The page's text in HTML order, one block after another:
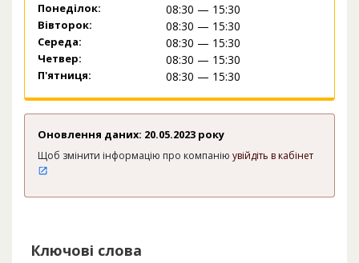
Понеділок: 08:30 — 15:30
Вівторок: 08:30 — 15:30
Середа: 08:30 — 15:30
Четвер: 08:30 — 15:30
П'ятниця: 08:30 — 15:30
Оновлення даних: 20.05.2023 року
Щоб змінити інформацію про компанію увійдіть в кабінет
Ключові слова